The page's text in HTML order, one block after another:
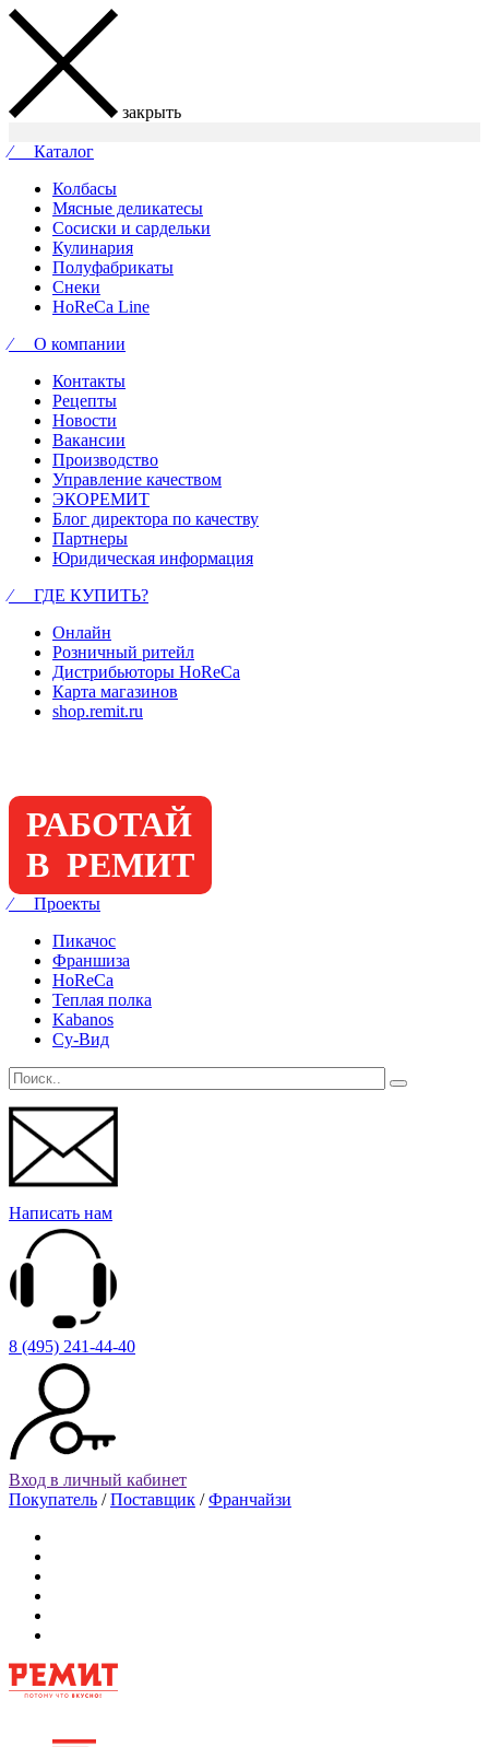
закрыть
⁄ Каталог
Колбасы
Мясные деликатесы
Сосиски и сардельки
Кулинария
Полуфабрикаты
Снеки
HoReCa Line
⁄ О компании
Контакты
Рецепты
Новости
Вакансии
Производство
Управление качеством
ЭКОРЕМИТ
Блог директора по качеству
Партнеры
Юридическая информация
⁄ ГДЕ КУПИТЬ?
Онлайн
Розничный ритейл
Дистрибьюторы HoReCa
Карта магазинов
shop.remit.ru
РАБОТАЙ
В РЕМИТ
⁄ Проекты
Пикачос
Франшиза
HoReCa
Теплая полка
Kabanos
Су-Вид
Написать нам
8 (495) 241-44-40
Вход в личный кабинет
Покупатель /Поставщик /Франчайзи